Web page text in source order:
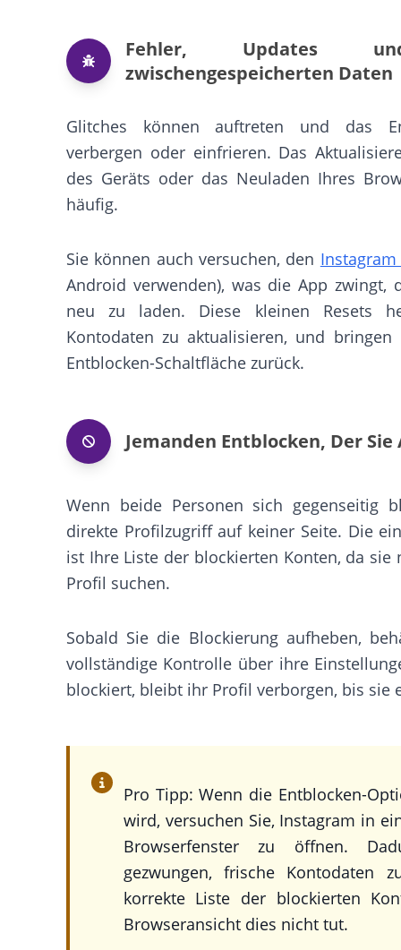
Fehler, Updates
zwischengespeicherten Daten
Glitches können auftreten und das
verbergen oder einfrieren. Das
des Geräts oder das Neuladen Ihres
häufig.
Sie können auch versuchen, den
Android verwenden), was die App zwingt,
neu zu laden. Diese kleinen Resets
Kontodaten zu aktualisieren, und
Entblocken-Schaltfläche zurück.
Jemanden Entblocken, Der
Wenn beide Personen sich gegenseitig
direkte Profilzugriff auf keiner Seite. Die
ist Ihre Liste der blockierten Konten, da
Profil suchen.
Sobald Sie die Blockierung aufheben,
vollständige Kontrolle über ihre
blockiert, bleibt ihr Profil verborgen, bis sie
Pro Tipp: Wenn die Entblocken-
wird, versuchen Sie, Instagram in
Browserfenster zu öffnen.
gezwungen, frische
korrekte Liste der blockierten
Browseransicht dies nicht tut.